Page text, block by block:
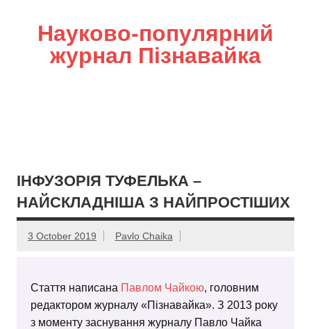
Науково-популярний
журнал Пізнавайка
ІНФУЗОРІЯ ТУФЕЛЬКА –
НАЙСКЛАДНІША З НАЙПРОСТІШИХ
3 October 2019 Pavlo Chaika
Стаття написана Павлом Чайкою, головним
редактором журналу «Пізнавайка». З 2013 року
з моменту заснування журналу Павло Чайка